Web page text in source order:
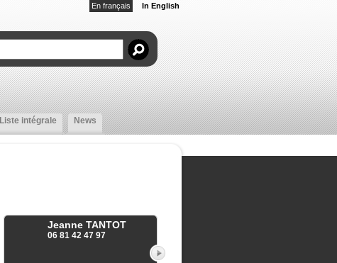
En français In English
Liste intégrale News
Jeanne TANTOT
06 81 42 47 97